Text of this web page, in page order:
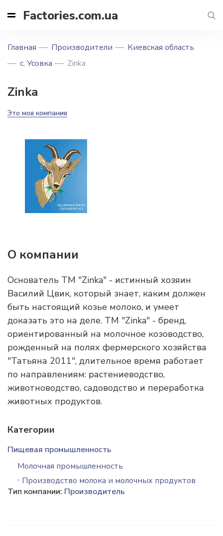
Factories.com.ua
Главная Производители
Киевская область
с. Усовка
Zinka
Zinka
Это моя компания
О компании
Основатель ТМ "Zinka" - истинный хозяин
Василий Цвик, который знает, каким должен
быть настоящий козье молоко, и умеет
доказать это на деле. ТМ "Zinka" - бренд,
ориентированный на молочное козоводство,
рожденный на полях фермерского хозяйства
"Татьяна 2011", длительное время работает
по направлениям: растениеводство,
животноводство, садоводство и переработка
животных продуктов.
Категории
Пищевая промышленность
Молочная промышленность
Производство молока и молочных продуктов
Тип компании: Производитель